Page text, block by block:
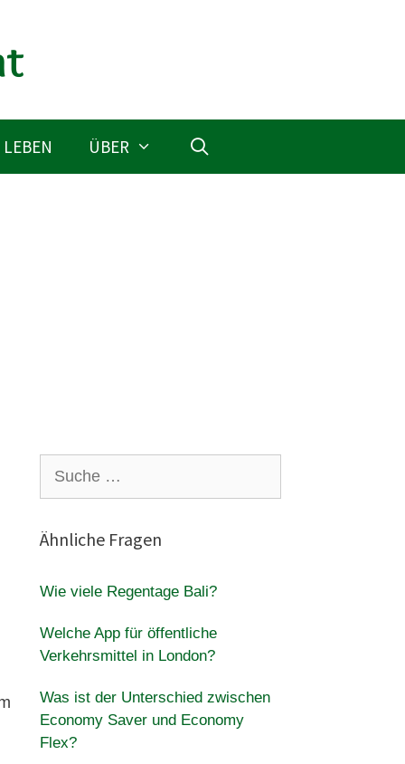
ÜBER
nach:
Ähnliche Fragen
Wie viele Regentage Bali?
Welche App für öffentliche
Verkehrsmittel in London?
Was ist der Unterschied zwischen
Economy Saver und Economy
Flex?